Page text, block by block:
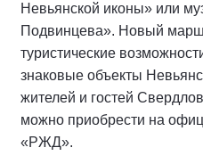
Невьянской иконы» или
Подвинцева». Новый
туристические
знаковые объекты
жителей и гостей
можно приобрести на
«РЖД».